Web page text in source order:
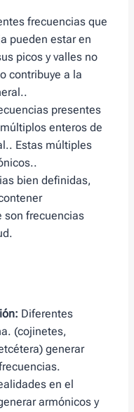
frecuencias que
pueden estar en
picos y valles no
contribuye a la
presentes
enteros de
Estas múltiples
bien definidas,
son frecuencias
Diferentes
(cojinetes,
generar
en el
armónicos y